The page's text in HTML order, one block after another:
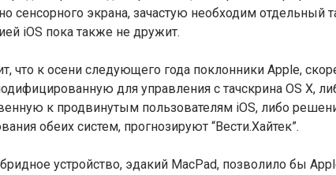
сенсорного экрана, зачастую необходим
iOS пока также не дружит.
что к осени следующего года поклонники Apple,
для управления с тачскрина OS X,
к продвинутым пользователям iOS, либо
обеих систем, прогнозируют “Вести.Хайтек”.
устройство, эдакий MacPad, позволило бы